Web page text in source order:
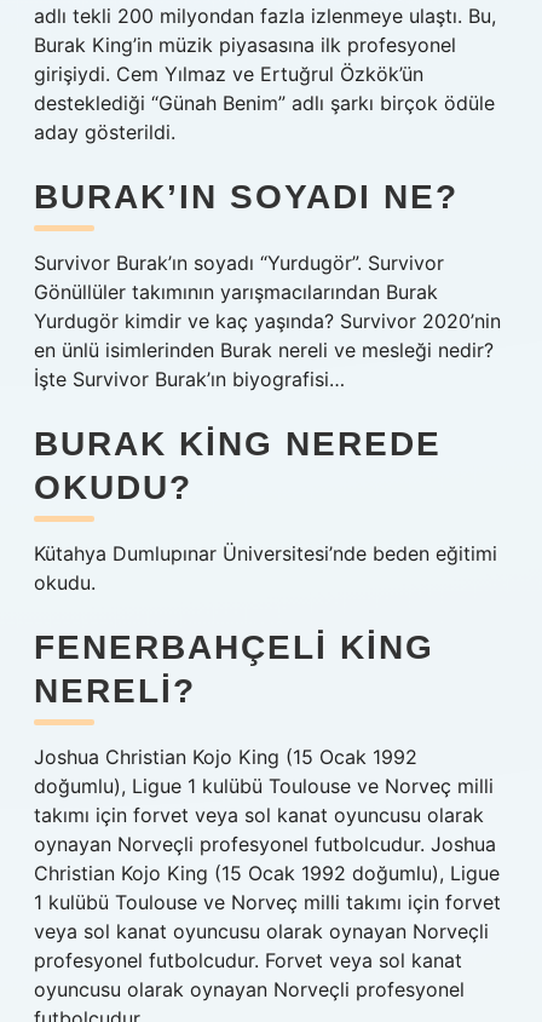
adlı tekli 200 milyondan fazla izlenmeye ulaştı. Bu,
Burak King’in müzik piyasasına ilk profesyonel
girişiydi. Cem Yılmaz ve Ertuğrul Özkök’ün
desteklediği “Günah Benim” adlı şarkı birçok ödüle
aday gösterildi.
BURAK’IN SOYADI NE?
Survivor Burak’ın soyadı “Yurdugör”. Survivor
Gönüllüler takımının yarışmacılarından Burak
Yurdugör kimdir ve kaç yaşında? Survivor 2020’nin
en ünlü isimlerinden Burak nereli ve mesleği nedir?
İşte Survivor Burak’ın biyografisi…
BURAK KING NEREDE
OKUDU?
Kütahya Dumlupınar Üniversitesi’nde beden eğitimi
okudu.
FENERBAHÇELI KING
NERELI?
Joshua Christian Kojo King (15 Ocak 1992
doğumlu), Ligue 1 kulübü Toulouse ve Norveç milli
takımı için forvet veya sol kanat oyuncusu olarak
oynayan Norveçli profesyonel futbolcudur. Joshua
Christian Kojo King (15 Ocak 1992 doğumlu), Ligue
1 kulübü Toulouse ve Norveç milli takımı için forvet
veya sol kanat oyuncusu olarak oynayan Norveçli
profesyonel futbolcudur. Forvet veya sol kanat
oyuncusu olarak oynayan Norveçli profesyonel